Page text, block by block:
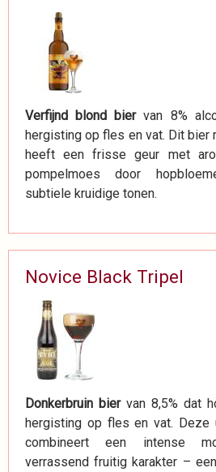
Verfijnd blond biervan 8%
hergisting op fles en vat. Dit bier
heeft een frisse geur met
pompelmoes door
subtiele kruidige tonen.
Novice Black Tripel
Donkerbruin biervan 8,5% dat
hergisting op fles en vat. Deze
combineert een intense
verrassend fruitig karakter –